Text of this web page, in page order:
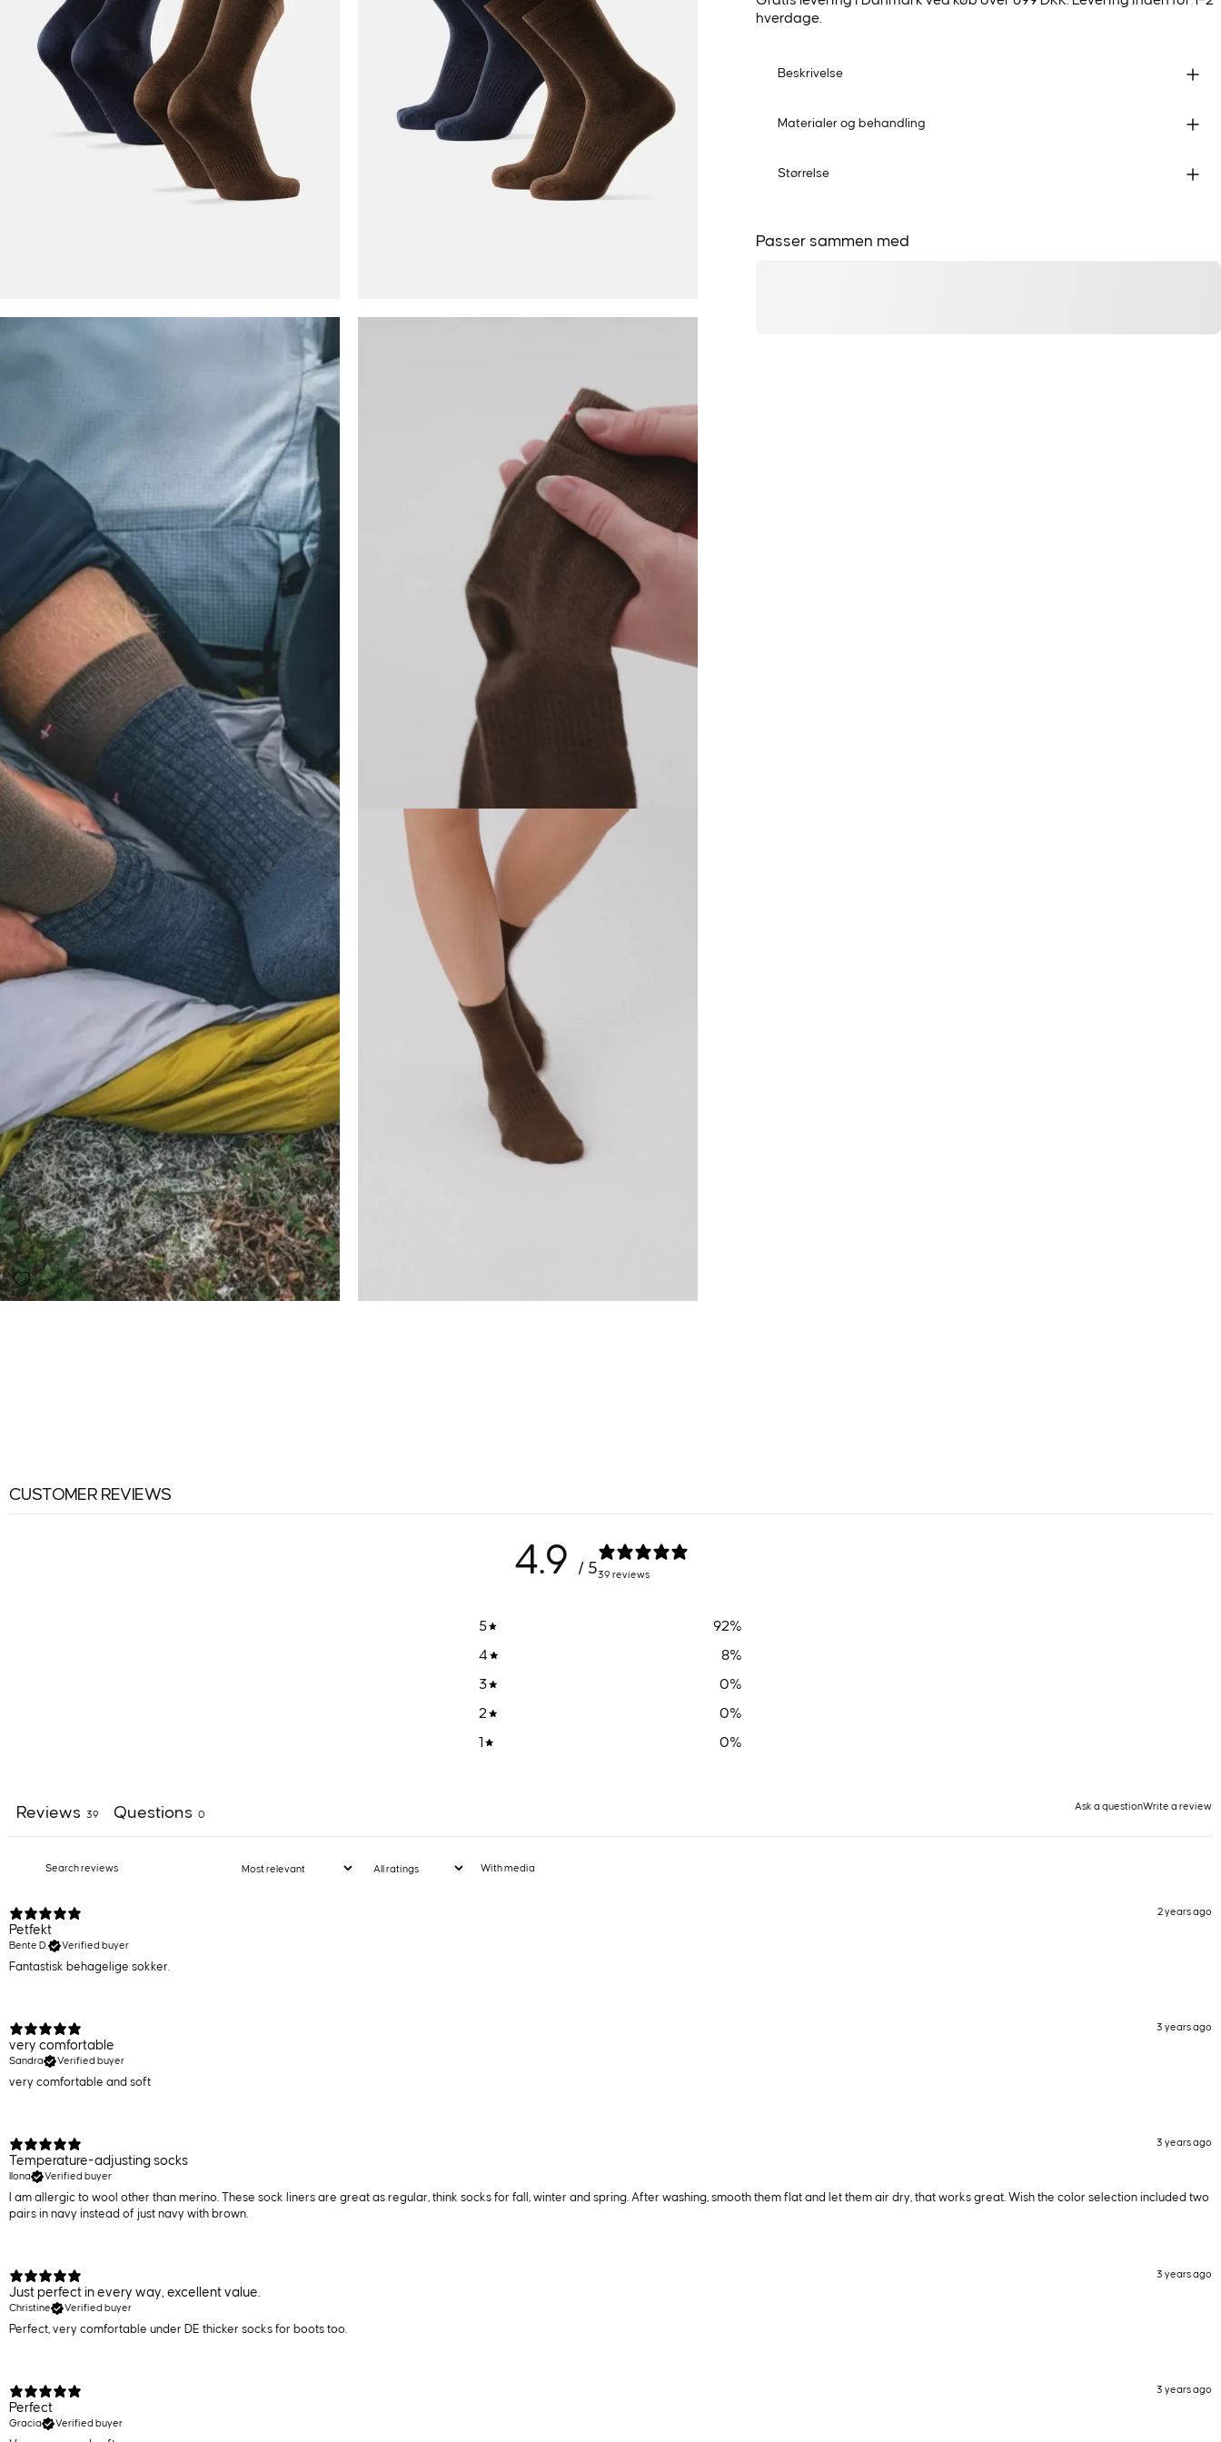
hverdage.
Beskrivelse
Materialer og behandling
Størrelse
Passer sammen med
CUSTOMER REVIEWS
4.9 / 539 reviews
5 92%
4
8%
3
0%
2
0%
1
0%
Ask a questionWrite a review
Reviews 39 Questions 0
With media
2 years ago
Petfekt
Bente D. Verified buyer
Fantastisk behagelige sokker.
3 years ago
very comfortable
Sandra Verified buyer
very comfortable and soft
3 years ago
Temperature-adjusting socks
Ilona Verified buyer
I am allergic to wool other than merino. These sock liners are great as regular, think socks for fall, winter and spring. After washing, smooth them flat and let them air dry, that works great. Wish the color selection included two
pairs in navy instead of just navy with brown.
3 years ago
Just perfect in every way, excellent value.
Christine Verified buyer
Perfect, very comfortable under DE thicker socks for boots too.
3 years ago
Perfect
Gracia Verified buyer